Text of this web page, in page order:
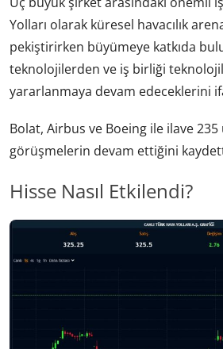
Yolları olarak küresel havacılık
pekiştirirken büyümeye katkıda
teknolojilerden ve iş birliği
yararlanmaya devam edeceklerini
Bolat, Airbus ve Boeing ile ilave 235
görüşmelerin devam ettiğini
Hisse Nasıl Etkilendi?